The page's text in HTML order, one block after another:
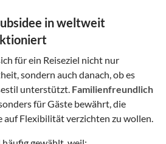
in weltweit
für ein Reiseziel nicht nur
sondern auch danach, ob es
unterstützt. Familienfreundlich
für Gäste bewährt, die
auf Flexibilität verzichten zu wollen.